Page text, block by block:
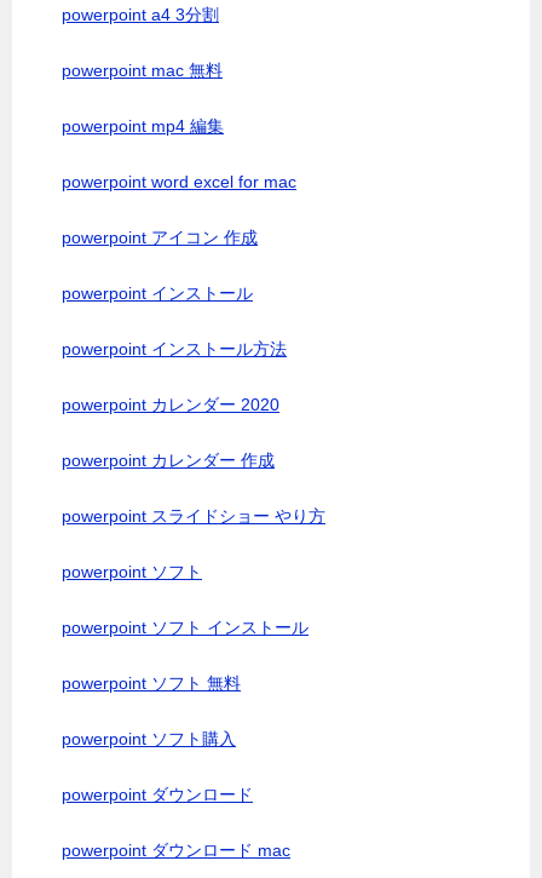
powerpoint a4 3分割
powerpoint mac 無料
powerpoint mp4 編集
powerpoint word excel for mac
powerpoint アイコン 作成
powerpoint インストール
powerpoint インストール方法
powerpoint カレンダー 2020
powerpoint カレンダー 作成
powerpoint スライドショー やり方
powerpoint ソフト
powerpoint ソフト インストール
powerpoint ソフト 無料
powerpoint ソフト購入
powerpoint ダウンロード
powerpoint ダウンロード mac